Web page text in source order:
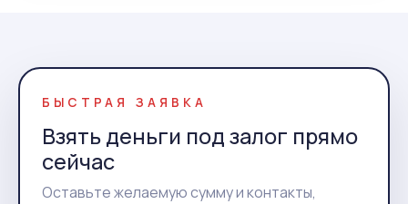
БЫСТРАЯ ЗАЯВКА
Взять деньги под залог прямо
сейчас
Оставьте желаемую сумму и контакты,